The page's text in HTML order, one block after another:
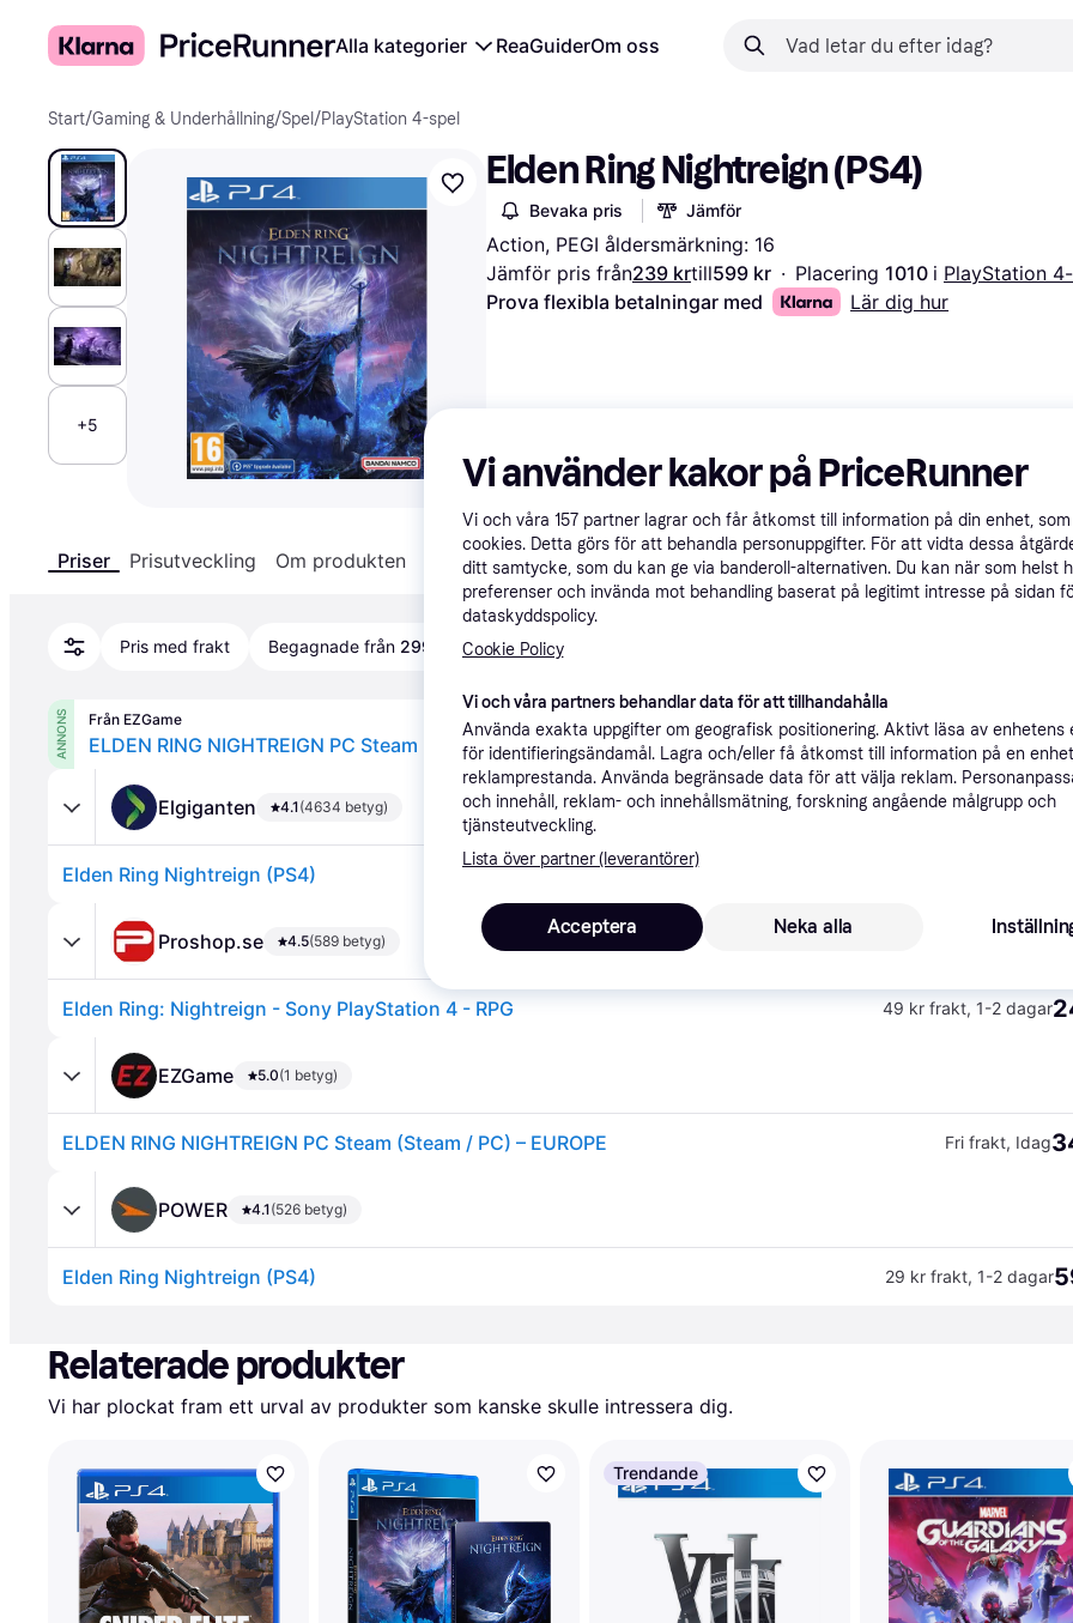
Alla kategorier ReaGuiderOm oss
Start/Gaming & Underhållning/Spel /PlayStation 4-spel
+5
Elden Ring Nightreign (PS4)
Bevaka pris Jämför
Action, PEGI åldersmärkning: 16
Jämför pris från239 krtill599 kr · Placering 1010 i PlayStation
Prova flexibla betalningar med
Lär dig hur
Priser Prisutveckling Om produkten Specifikationer
Pris med frakt Begagnade från 299 kr
ANNONS Från EZGame
ELDEN RING NIGHTREIGN PC Steam (Steam / PC) – EUROPE Fri frakt,Idag
Elgiganten 4.1(4634 betyg)
Elden Ring Nightreign (PS4)
Proshop.se 4.5(589 betyg)
Elden Ring: Nightreign - Sony PlayStation 4 - RPG 49 kr frakt, 1-2 dagar
EZGame 5.0(1 betyg)
ELDEN RING NIGHTREIGN PC Steam (Steam / PC) – EUROPE Fri frakt, Idag
POWER 4.1(526 betyg)
Elden Ring Nightreign (PS4) 29 kr frakt, 1-2 dagar
Relaterade produkter
Vi har plockat fram ett urval av produkter som kanske skulle intressera dig.
Trendande
Vi använder kakor på PriceRunner
Vi och våra 157 partner lagrar och får åtkomst till information på din enhet,
cookies. Detta görs för att behandla personuppgifter. För att vidta dessa
ditt samtycke, som du kan ge via banderoll-alternativen. Du kan när som helst
preferenser och invända mot behandling baserat på legitimt intresse på sidan
dataskyddspolicy.
Cookie Policy
Vi och våra partners behandlar data för att tillhandahålla
Använda exakta uppgifter om geografisk positionering. Aktivt läsa av enhetens
för identifieringsändamål. Lagra och/eller få åtkomst till information på en
reklamprestanda. Använda begränsade data för att välja reklam.
och innehåll, reklam- och innehållsmätning, forskning angående målgrupp och
tjänsteutveckling.
Lista över partner (leverantörer)
Neka alla
Acceptera